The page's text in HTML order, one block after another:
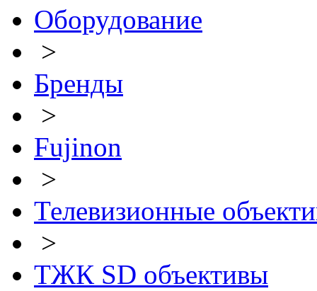
Оборудование
>
Бренды
>
Fujinon
>
Телевизионные
>
ТЖК SD объективы